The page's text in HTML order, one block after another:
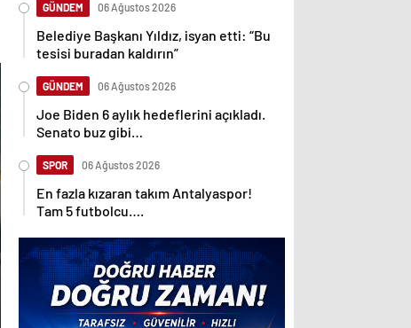
GÜNDEM 06 Ağustos 2026
Belediye Başkanı Yıldız, isyan etti: “Bu
tesisi buradan kaldırın”
GÜNDEM 06 Ağustos 2026
Joe Biden 6 aylık hedeflerini açıkladı.
Senato buz gibi…
SPOR 06 Ağustos 2026
En fazla kızaran takım Antalyaspor!
Tam 5 futbolcu….